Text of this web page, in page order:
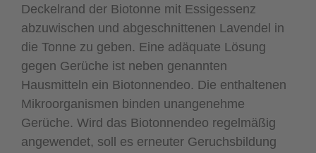
Deckelrand der Biotonne mit Essigessenz
abzuwischen und abgeschnittenen Lavendel in
die Tonne zu geben. Eine adäquate Lösung
gegen Gerüche ist neben genannten
Hausmitteln ein Biotonnendeo. Die enthaltenen
Mikroorganismen binden unangenehme
Gerüche. Wird das Biotonnendeo regelmäßig
angewendet, soll es erneuter Geruchsbildung